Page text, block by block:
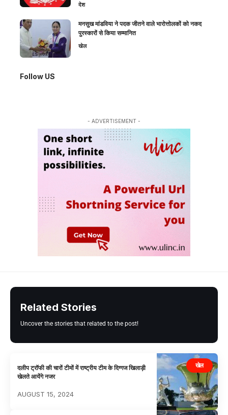
देश
मनसुख मांडविया ने पदक जीतने वाले भारोत्तोलकों को नकद
पुरस्कारों से किया सम्मानित
खेल
Follow US
- ADVERTISEMENT -
Related Stories
Uncover the stories that related to the post!
खेल
दलीप ट्रॉफी की चारों टीमों में राष्ट्रीय टीम के दिग्गज खिलाड़ी
खेलते आयेंगे नजर
AUGUST 15, 2024